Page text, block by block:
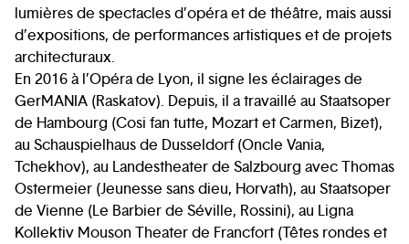
lumières de spectacles d’opéra et de théâtre, mais aussi
d’expositions, de performances artistiques et de projets
architecturaux.
En 2016 à l’Opéra de Lyon, il signe les éclairages de
GerMANIA (Raskatov). Depuis, il a travaillé au Staatsoper
de Hambourg (Cosi fan tutte, Mozart et Carmen, Bizet),
au Schauspielhaus de Dusseldorf (Oncle Vania,
Tchekhov), au Landestheater de Salzbourg avec Thomas
Ostermeier (Jeunesse sans dieu, Horvath), au Staatsoper
de Vienne (Le Barbier de Séville, Rossini), au Ligna
Kollektiv Mouson Theater de Francfort (Têtes rondes et